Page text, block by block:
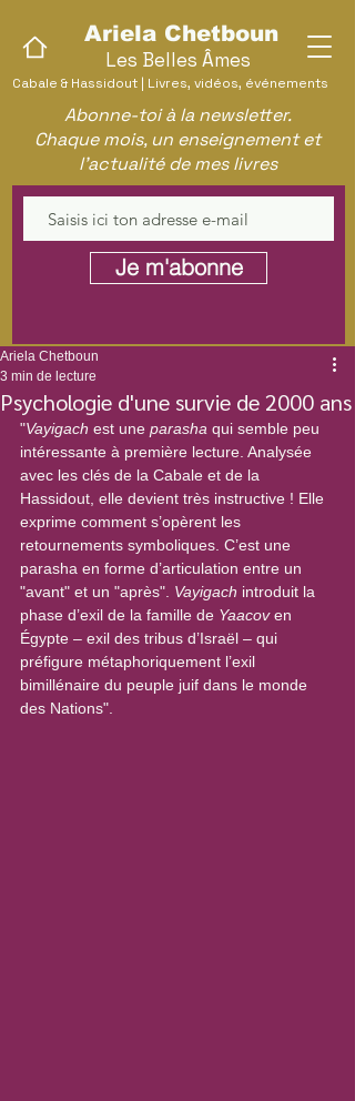
Cabale & Hassidout | Livres, vidéos, événements
Ariela Chetboun
Les Belles Âmes
Abonne-toi à la newsletter.
Chaque mois, un enseignement et
l'actualité de mes livres
Je m'abonne
Psychologie d'une survie de 2000 ans
Ariela Chetboun
3 min de lecture
"Vayigach est une parasha qui semble peu
intéressante à première lecture. Analysée
avec les clés de la Cabale et de la
Hassidout, elle devient très instructive ! Elle
exprime comment s’opèrent les
retournements symboliques. C’est une
parasha en forme d’articulation entre un
"avant" et un "après". Vayigach introduit la
phase d’exil de la famille de Yaacov en
Égypte – exil des tribus d’Israël – qui
préfigure métaphoriquement l’exil
bimillénaire du peuple juif dans le monde
des Nations".